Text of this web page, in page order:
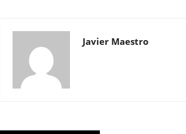
Javier Maestro